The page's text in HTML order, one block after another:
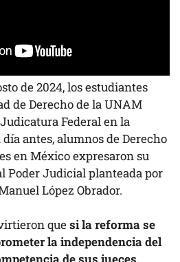
de 2024, los estudiantes
de Derecho de la UNAM
Federal en la
antes, alumnos de Derecho
en México expresaron su
Poder Judicial planteada por
López Obrador.
quesi la reforma se
la independencia del